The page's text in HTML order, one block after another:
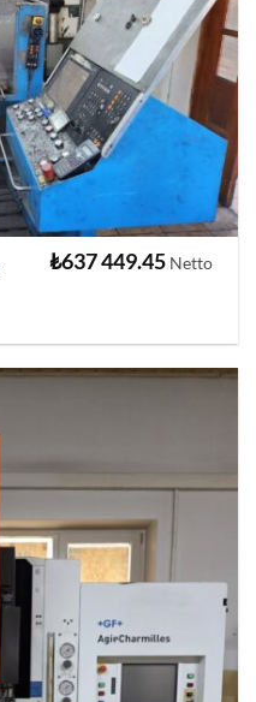
₺637 449.45 Netto